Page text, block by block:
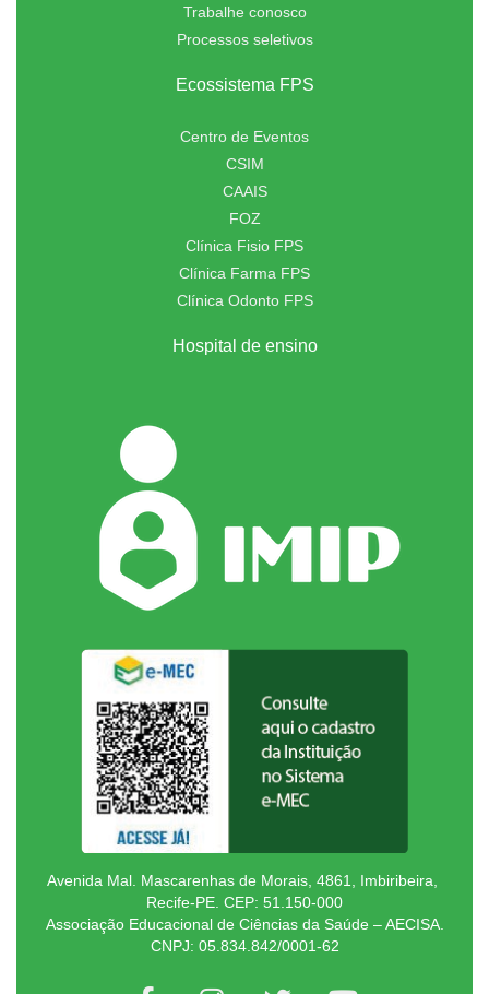
Trabalhe conosco
Processos seletivos
Ecossistema FPS
Centro de Eventos
CSIM
CAAIS
FOZ
Clínica Fisio FPS
Clínica Farma FPS
Clínica Odonto FPS
Hospital de ensino
Avenida Mal. Mascarenhas de Morais, 4861, Imbiribeira,
Recife-PE. CEP: 51.150-000
Associação Educacional de Ciências da Saúde – AECISA.
CNPJ: 05.834.842/0001-62